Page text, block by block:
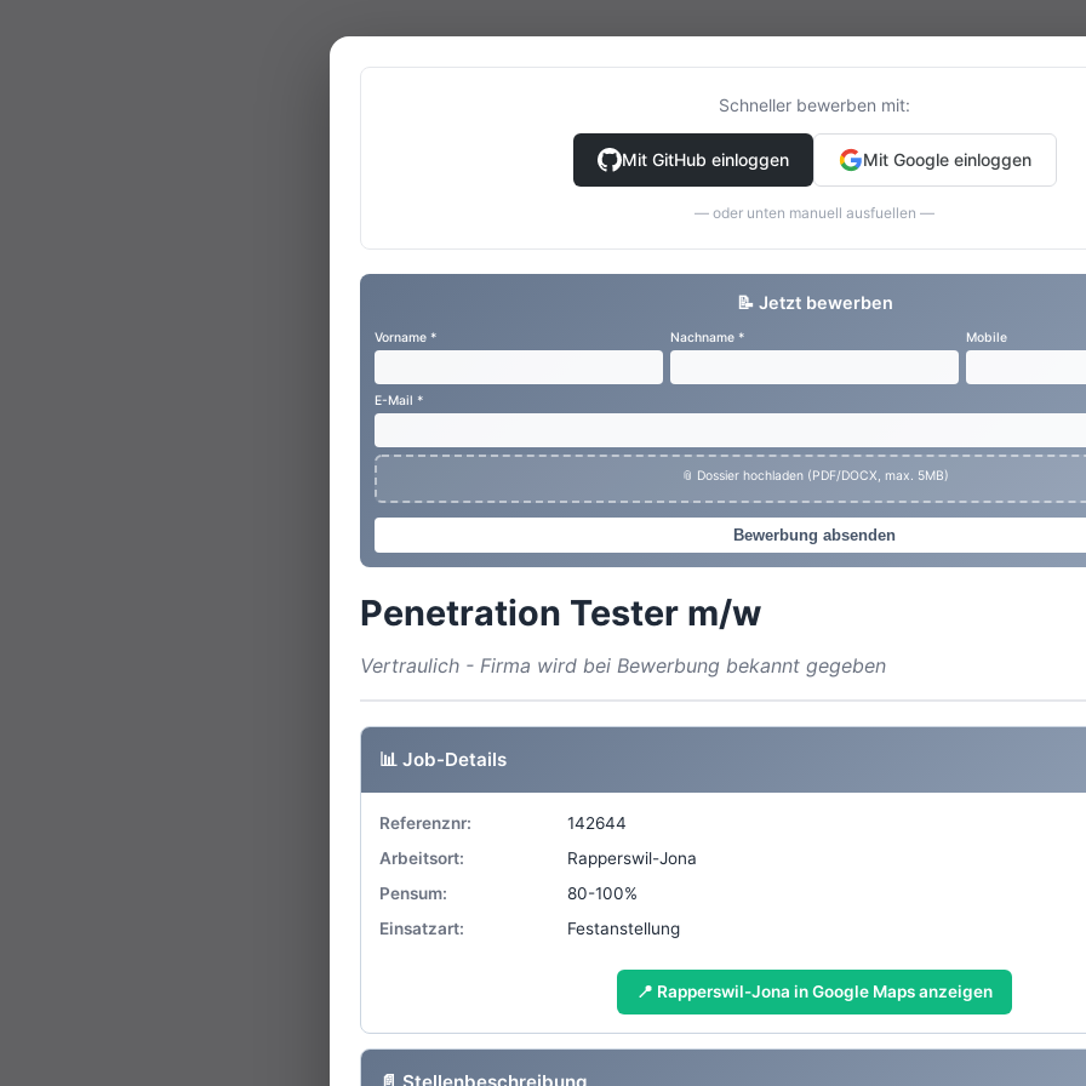
Schneller bewerben mit:
Mit GitHub einloggen Mit Google einloggen
— oder unten manuell ausfuellen —
📝 Jetzt bewerben
Vorname * Nachname * Mobile
E-Mail *
📎 Dossier hochladen (PDF/DOCX, max. 5MB)
Bewerbung absenden
Penetration Tester m/w
Vertraulich - Firma wird bei Bewerbung bekannt gegeben
📊 Job-Details
Referenznr:
142644
Arbeitsort:
Rapperswil-Jona
Pensum:
80-100%
Einsatzart:
Festanstellung
📍 Rapperswil-Jona in Google Maps anzeigen